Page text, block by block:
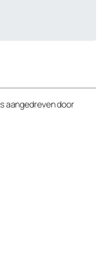
aangedreven door